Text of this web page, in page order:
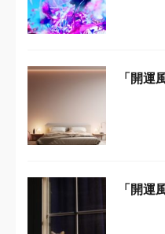
「開
「開